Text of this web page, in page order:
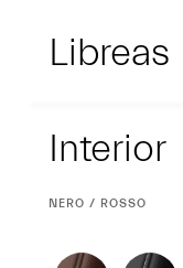
Libreas
Interior
Interior
CURRENT
NERO / ROSSO